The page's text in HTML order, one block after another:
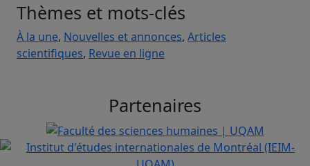
Thèmes et mots-clés
À la une, Nouvelles et annonces, Articles
scientifiques, Revue en ligne
Partenaires